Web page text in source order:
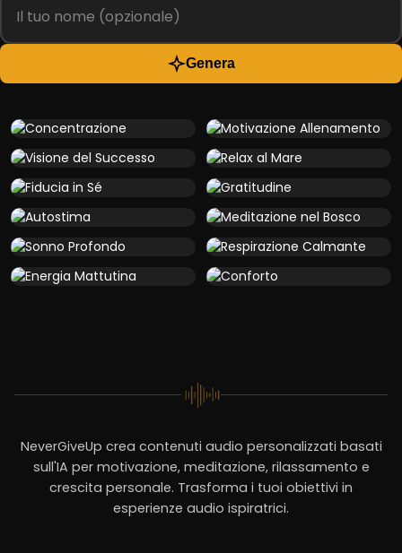
Genera
NeverGiveUp crea contenuti audio personalizzati basati
sull'IA per motivazione, meditazione, rilassamento e
crescita personale. Trasforma i tuoi obiettivi in
esperienze audio ispiratrici.